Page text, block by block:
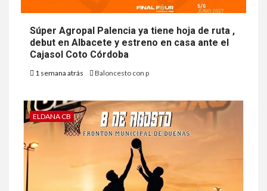
Súper Agropal Palencia ya tiene hoja de ruta ,
debut en Albacete y estreno en casa ante el
Cajasol Coto Córdoba
1 semana atrás Baloncesto con p
ELDANA CB